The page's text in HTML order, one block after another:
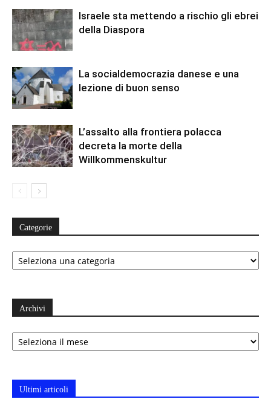
Israele sta mettendo a rischio gli ebrei
della Diaspora
La socialdemocrazia danese e una
lezione di buon senso
L’assalto alla frontiera polacca
decreta la morte della
Willkommenskultur
Categorie
Categorie
Archivi
Archivi
Ultimi articoli